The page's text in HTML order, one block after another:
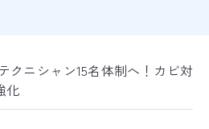
規格を
のための規格です
クニシャン15名体制へ！カビ対
化